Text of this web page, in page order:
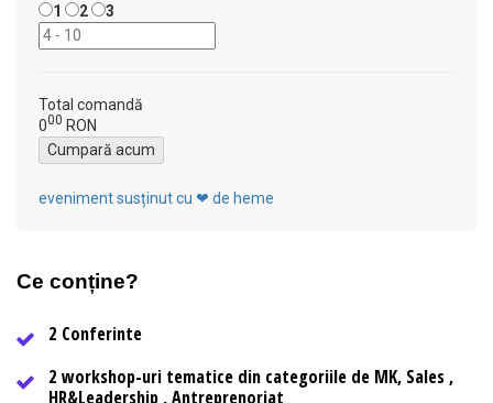
1 2 3
Total comandă
000 RON
Cumpară acum
eveniment susținut cu ❤ de heme
Ce conține?
2 Conferinte
2 workshop-uri tematice din categoriile de MK, Sales ,
HR&Leadership , Antreprenoriat